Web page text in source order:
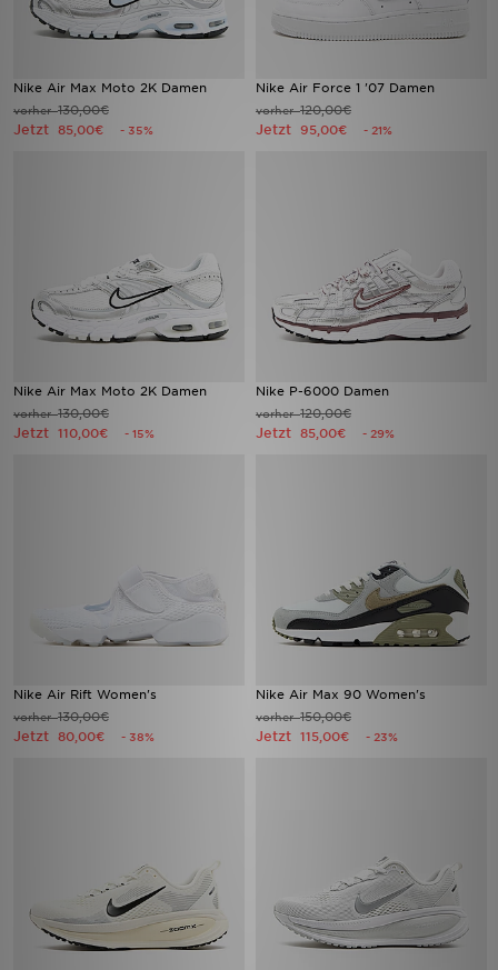
Nike Air Max Moto 2K Damen
vorher130,00€
Jetzt 85,00€ - 35%
Nike Air Force 1 '07 Damen
vorher120,00€
Jetzt 95,00€ - 21%
Nike Air Max Moto 2K Damen
vorher130,00€
Jetzt 110,00€ - 15%
Nike P-6000 Damen
vorher120,00€
Jetzt 85,00€ - 29%
Nike Air Rift Women's
vorher130,00€
Jetzt 80,00€ - 38%
Nike Air Max 90 Women's
vorher150,00€
Jetzt 115,00€ - 23%